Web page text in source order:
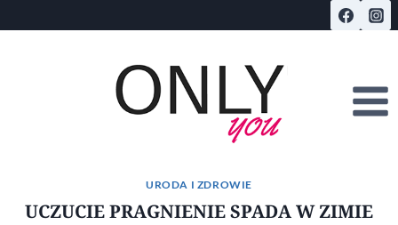
do
URODA I ZDROWIE
UCZUCIE PRAGNIENIE SPADA W ZIMIE